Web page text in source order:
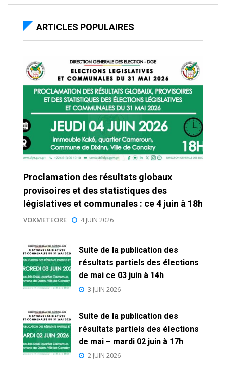
ARTICLES POPULAIRES
Proclamation des résultats globaux
provisoires et des statistiques des
législatives et communales : ce 4 juin à 18h
VOXMETEORE 4 JUIN 2026
Suite de la publication des
résultats partiels des élections
de mai ce 03 juin à 14h
3 JUIN 2026
Suite de la publication des
résultats partiels des élections
de mai – mardi 02 juin à 17h
2 JUIN 2026